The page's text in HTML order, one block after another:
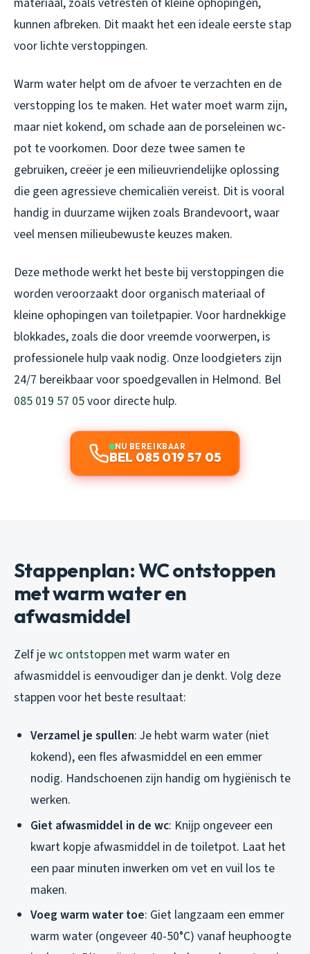
kunnen afbreken. Dit maakt het een ideale eerste stap
voor lichte verstoppingen.
Warm water helpt om de afvoer te verzachten en de
verstopping los te maken. Het water moet warm zijn,
maar niet kokend, om schade aan de porseleinen wc-
pot te voorkomen. Door deze twee samen te
gebruiken, creëer je een milieuvriendelijke oplossing
die geen agressieve chemicaliën vereist. Dit is vooral
handig in duurzame wijken zoals Brandevoort, waar
veel mensen milieubewuste keuzes maken.
Deze methode werkt het beste bij verstoppingen die
worden veroorzaakt door organisch materiaal of
kleine ophopingen van toiletpapier. Voor hardnekkige
blokkades, zoals die door vreemde voorwerpen, is
professionele hulp vaak nodig. Onze loodgieters zijn
24/7 bereikbaar voor spoedgevallen in Helmond. Bel
085 019 57 05voor directe hulp.
NU BEREIKBAAR
BEL 085 019 57 05
Stappenplan: WC ontstoppen
met warm water en
afwasmiddel
Zelf jewc ontstoppen met warm water en
afwasmiddel is eenvoudiger dan je denkt. Volg deze
stappen voor het beste resultaat:
Verzamel je spullen: Je hebt warm water (niet
kokend), een fles afwasmiddel en een emmer
nodig. Handschoenen zijn handig om hygiënisch te
werken.
Giet afwasmiddel in de wc: Knijp ongeveer een
kwart kopje afwasmiddel in de toiletpot. Laat het
een paar minuten inwerken om vet en vuil los te
maken.
Voeg warm water toe: Giet langzaam een emmer
warm water (ongeveer 40-50°C) vanaf heuphoogte